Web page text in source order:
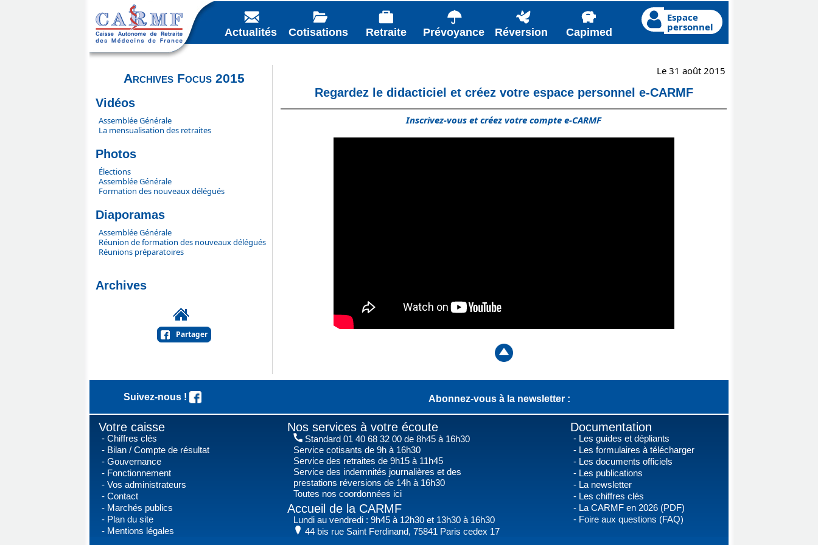
Actualités Cotisations Retraite Prévoyance Réversion Capimed
Espace
personnel
Archives Focus 2015
Vidéos
Assemblée Générale
La mensualisation des retraites
Photos
Élections
Assemblée Générale
Formation des nouveaux délégués
Diaporamas
Assemblée Générale
Réunion de formation des nouveaux délégués
Réunions préparatoires
Archives
Partager
Le 31 août 2015
Regardez le didacticiel et créez votre espace personnel e-CARMF
Inscrivez-vous et créez votre compte e-CARMF
Suivez-nous ! Abonnez-vous à la newsletter :
Votre caisse
Chiffres clés
Bilan / Compte de résultat
Gouvernance
Fonctionnement
Vos administrateurs
Contact
Marchés publics
Plan du site
Mentions légales
Documentation
Les guides et dépliants
Les formulaires à télécharger
Les documents officiels
Les publications
La newsletter
Les chiffres clés
La CARMF en 2026 (PDF)
Foire aux questions (FAQ)
Nos services à votre écoute
Standard 01 40 68 32 00 de 8h45 à 16h30
Service cotisants de 9h à 16h30
Service des retraites de 9h15 à 11h45
Service des indemnités journalières et des
prestations réversions de 14h à 16h30
Toutes nos coordonnées ici
Accueil de la CARMF
Lundi au vendredi : 9h45 à 12h30 et 13h30 à 16h30
44 bis rue Saint Ferdinand, 75841 Paris cedex 17